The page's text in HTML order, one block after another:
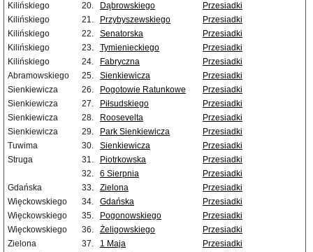
Kilińskiego
20. Dąbrowskiego
Przesiadki
Kilińskiego
21. Przybyszewskiego
Przesiadki
Kilińskiego
22. Senatorska
Przesiadki
Kilińskiego
23. Tymienieckiego
Przesiadki
Kilińskiego
24. Fabryczna
Przesiadki
Abramowskiego
25. Sienkiewicza
Przesiadki
Sienkiewicza
26. Pogotowie Ratunkowe
Przesiadki
Sienkiewicza
27. Piłsudskiego
Przesiadki
Sienkiewicza
28. Roosevelta
Przesiadki
Sienkiewicza
29. Park Sienkiewicza
Przesiadki
Tuwima
30. Sienkiewicza
Przesiadki
Struga
31. Piotrkowska
Przesiadki
32.
6 Sierpnia
Przesiadki
Gdańska
33. Zielona
Przesiadki
Więckowskiego
34. Gdańska
Przesiadki
Więckowskiego
35. Pogonowskiego
Przesiadki
Więckowskiego
36. Żeligowskiego
Przesiadki
Zielona
37. 1 Maja
Przesiadki